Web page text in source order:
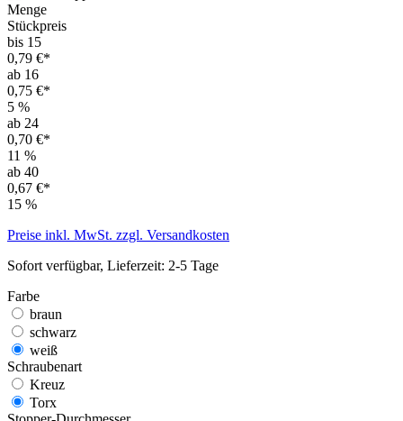
Menge
Stückpreis
bis 15
0,79 €*
ab 16
0,75 €*
5 %
ab 24
0,70 €*
11 %
ab 40
0,67 €*
15 %
Preise inkl. MwSt. zzgl. Versandkosten
Sofort verfügbar, Lieferzeit: 2-5 Tage
Farbe
braun
schwarz
weiß
Schraubenart
Kreuz
Torx